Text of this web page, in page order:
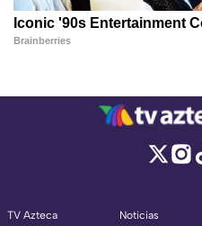
TV Azteca
Noticias